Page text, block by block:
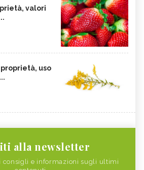
valori
uso
alla newsletter
consigli e informazioni sugli ultimi